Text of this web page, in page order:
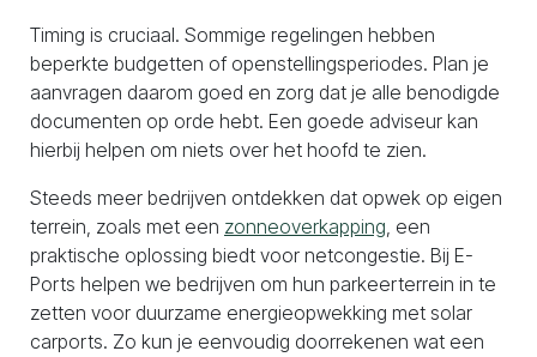
Timing is cruciaal. Sommige regelingen hebben
beperkte budgetten of openstellingsperiodes. Plan je
aanvragen daarom goed en zorg dat je alle benodigde
documenten op orde hebt. Een goede adviseur kan
hierbij helpen om niets over het hoofd te zien.
Steeds meer bedrijven ontdekken dat opwek op eigen
terrein, zoals met een zonneoverkapping, een
praktische oplossing biedt voor netcongestie. Bij E-
Ports helpen we bedrijven om hun parkeerterrein in te
zetten voor duurzame energieopwekking met solar
carports. Zo kun je eenvoudig doorrekenen wat een